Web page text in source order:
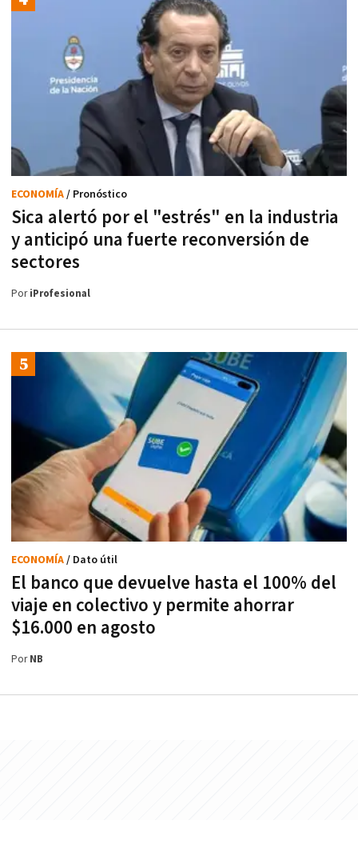
Sica alertó por el "estrés" en la industria
y anticipó una fuerte reconversión de
sectores
ECONOMÍA/ Pronóstico
PoriProfesional
El banco que devuelve hasta el 100% del
viaje en colectivo y permite ahorrar
$16.000 en agosto
ECONOMÍA/ Dato útil
PorNB